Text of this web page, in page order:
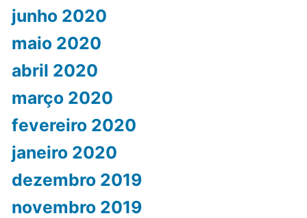
junho 2020
maio 2020
abril 2020
março 2020
fevereiro 2020
janeiro 2020
dezembro 2019
novembro 2019